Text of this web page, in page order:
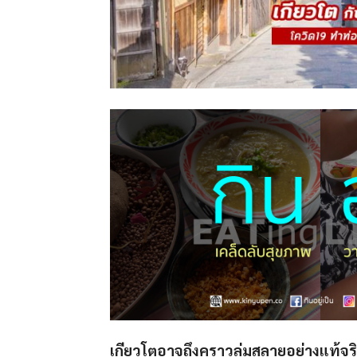
เกียวโตอาจถึงคราวล่มสลายอย่างแท้จ